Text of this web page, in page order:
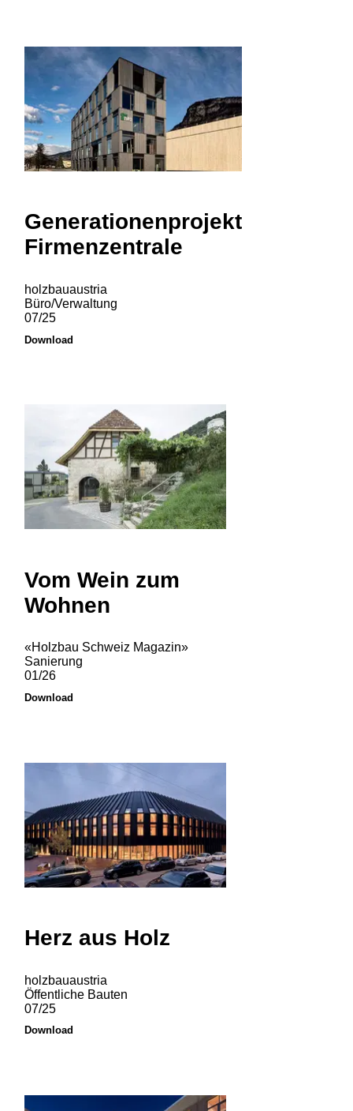
Generationenprojekt
Firmenzentrale
holzbauaustria
Büro/Verwaltung
07/25
Download
Vom Wein zum
Wohnen
«Holzbau Schweiz Magazin»
Sanierung
01/26
Download
Herz aus Holz
holzbauaustria
Öffentliche Bauten
07/25
Download